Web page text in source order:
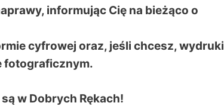
informując Cię na bieżąco o
cyfrowej oraz, jeśli chcesz, wydruki
fotograficznym.
w Dobrych Rękach!